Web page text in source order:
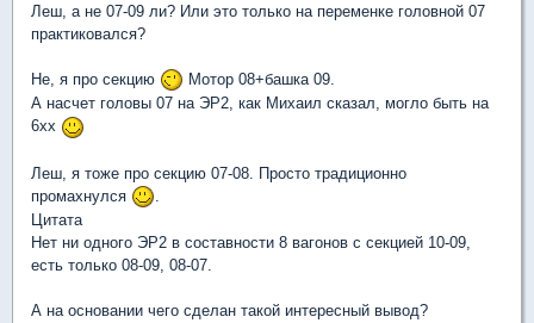
Леш, а не 07-09 ли? Или это только на переменке головной 07
практиковался?
Не, я про секцию
Мотор 08+башка 09.
А насчет головы 07 на ЭР2, как Михаил сказал, могло быть на
6хх
Леш, я тоже про секцию 07-08. Просто традиционно
промахнулся
Цитата
Нет ни одного ЭР2 в составности 8 вагонов с секцией 10-09,
есть только 08-09, 08-07.
А на основании чего сделан такой интересный вывод?